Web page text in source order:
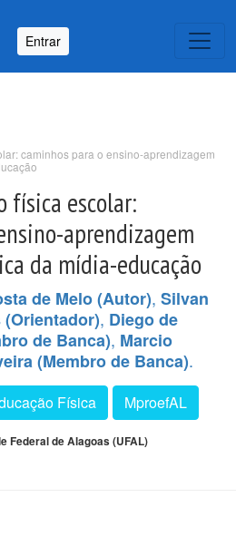
Entrar
caminhos para o ensino-aprendizagem
física escolar:
aprendizagem
da mídia-educação
de Melo (Autor), Silvan
(Orientador), Diego de
de Banca), Marcio
(Membro de Banca).
Física MproefAL
Federal de Alagoas (UFAL)